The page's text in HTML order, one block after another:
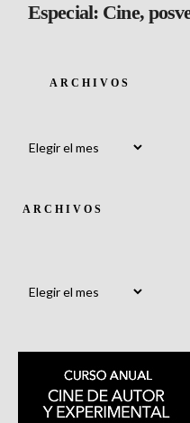
Especial: Cine,
ARCHIVOS
ARCHIVOS